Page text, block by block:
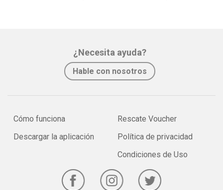
¿Necesita ayuda?
Hable con nosotros
Cómo funciona
Descargar la aplicación
Rescate Voucher
Política de privacidad
Condiciones de Uso